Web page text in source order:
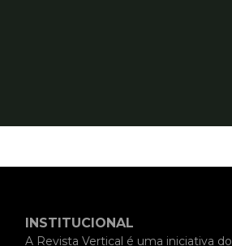
INSTITUCIONAL
A Revista Vertical é uma iniciativa do